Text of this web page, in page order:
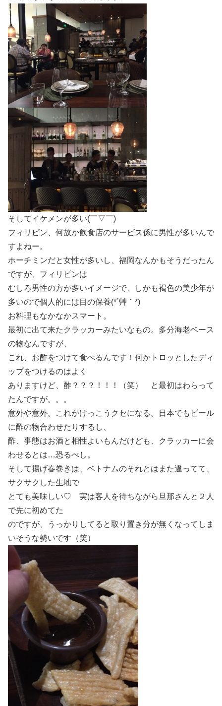
そしてイケメンが多い(￣▽￣)
フィリピン、何故か飲食店のサービス係に男性が多いんで
すよねー。
ホーチミンだと女性が多いし、福岡なんかもそうだったん
ですが、フィリピンは
むしろ男性の方が多いイメージで、しかも褐色の美少年が
多いので個人的には目の保養(*´艸｀*)
お料理もなかなかスマート。
最初に出て来たクラッカーみたいなもの。多分海老ベース
の物なんですが、
これ、お酢をつけて食べるんです！何かトロッとしたディ
ップをつけるのはよく
ありますけど、酢？？？！！！（笑） と最初はわらって
たんですが。。。
意外や意外。これがけっこうクセになる。日本でもビール
に酢の物合わせたりするし、
酢、事態はお酒と相性よいもんだけども、クラッカーに会
わせるとは…恐るべし。
そして揚げ春巻きは、ベトナムのそれとはまた違ってて、
サクサクした生地で
とても美味しい♡ 実は客人を待ちながら旦那さんと２人
で先に初めてた
のですが、うっかりしてると取り置き分が無くなってしま
いそうな勢いです（笑）